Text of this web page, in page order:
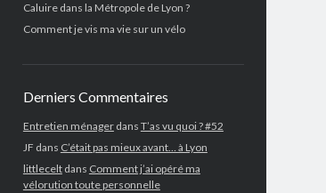
Caluire dans la Métropole de Lyon ?
Comment je vis ma vie sur un vélo
Derniers Commentaires
Entretien ménagerdans T’as vu quoi ? #52
JF dans C’était pas mieux avant… à Lyon
littleceltdans Comment j’ai opéré ma
vélorution toute personnelle